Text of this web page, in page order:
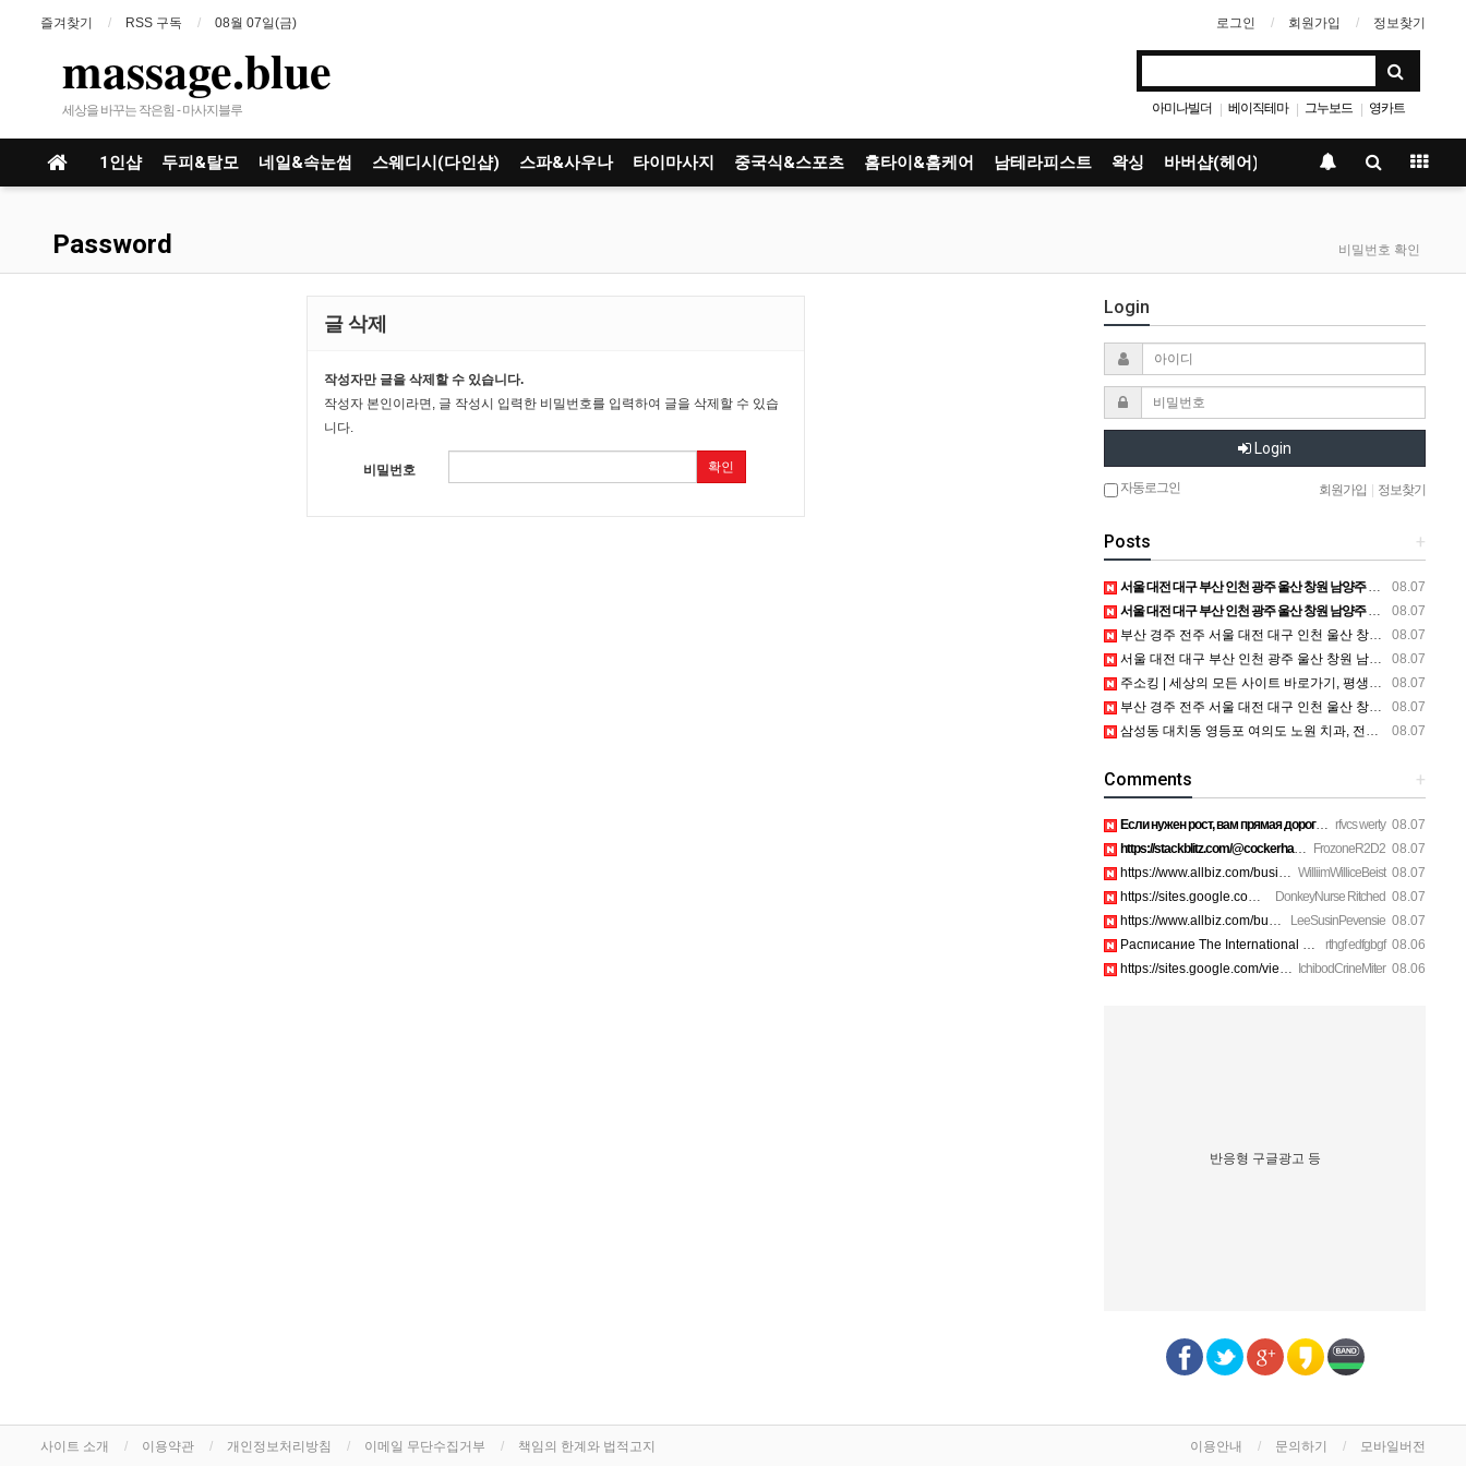
즐겨찾기 RSS 구독 08월 07일(금) 로그인 회원가입 정보찾기
massage.blue
세상을 바꾸는 작은힘 - 마사지블루 아미나빌더 | 베이직테마 | 그누보드 | 영카트
1인샵 두피&탈모 네일&속눈썹 스웨디시(다인샵) 스파&사우나 타이마사지 중국식&스포츠 홈타이&홈케어 남테라피스트 왁싱 바버샵(헤어)
Password 비밀번호 확인
글 삭제
작성자만 글을 삭제할 수 있습니다.
작성자 본인이라면, 글 작성시 입력한 비밀번호를 입력하여 글을 삭제할 수 있습
니다.
비밀번호 확인
Login
Login
자동로그인 회원가입 정보찾기
+
Posts
08.07
서울 대전 대구 부산 인천 광주 울산 창원 남양주 이혼전문변호사 정보
08.07
서울 대전 대구 부산 인천 광주 울산 창원 남양주 이혼전문변호사 정보
08.07
부산 경주 전주 서울 대전 대구 인천 울산 창원 양산 포항 천안 평택 용인 고양 성남 수원 일수, 미용학원, 가족사진, 점집, 한복대여, 독학재수학원, 재회부적 정보
08.07
서울 대전 대구 부산 인천 광주 울산 창원 남양주 이혼전문변호사 정보
08.07
주소킹 | 세상의 모든 사이트 바로가기, 평생주소 링크포털
08.07
부산 경주 전주 서울 대전 대구 인천 울산 창원 양산 포항 천안 평택 용인 고양 성남 수원 일수, 미용학원, 가족사진, 점집, 한복대여, 독학재수학원, 재회부적 정보
08.07
삼성동 대치동 영등포 여의도 노원 치과, 전주임플란트 대구정형외과 광주피부과 정보
+
Comments
rfvcs werty 08.07
Если нужен рост, вам прямая дорога в этот клуб предпринимате…
FrozoneR2D2 08.07
https://stackblitz.com/@cockerhanstartup/collections/1-888-7…
WilliimWilliceBeist 08.07
https://www.allbiz.com/business/mcafee-inc_172c https://site…
DonkeyNurse Ritched 08.07
https://sites.google.com/view/aura-antivirus-supporei73k htt…
LeeSusinPevensie 08.07
https://www.allbiz.com/business/mcafee-inc_172c https://site…
rthgf edfgbgf 08.06
Расписание The International 2026 уже добавил себе в календа…
IchibodCrineMiter 08.06
https://sites.google.com/view/norton-customer-care-hel956a/h…
반응형 구글광고 등
사이트 소개 이용약관 개인정보처리방침 이메일 무단수집거부 책임의 한계와 법적고지 이용안내 문의하기 모바일버전